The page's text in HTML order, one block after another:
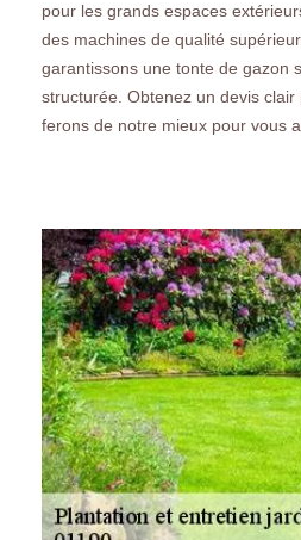
pour les grands espaces
des machines de qualité
garantissons une tonte de gazon
structurée. Obtenez un devis
ferons de notre mieux pour vous